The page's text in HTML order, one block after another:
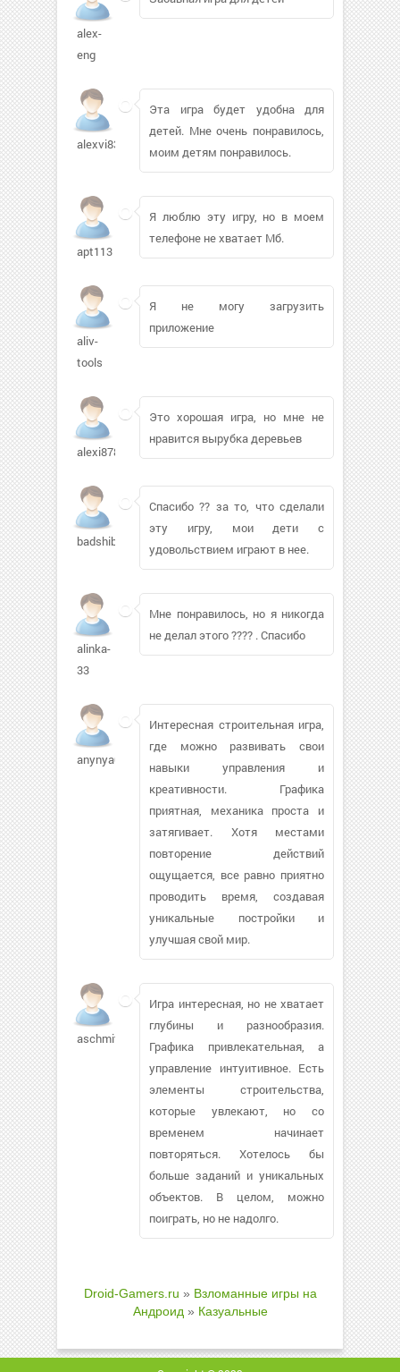
alex-
eng
alexvi830
Эта игра будет удобна для
детей. Мне очень понравилось,
моим детям понравилось.
apt113
Я люблю эту игру, но в моем
телефоне не хватает Мб.
aliv-
tools
Я не могу загрузить
приложение
alexi8787
Это хорошая игра, но мне не
нравится вырубка деревьев
badshiba
Спасибо ?? за то, что сделали
эту игру, мои дети с
удовольствием играют в нее.
alinka-
33
Мне понравилось, но я никогда
не делал этого ???? . Спасибо
anynya09649
Интересная строительная игра,
где можно развивать свои
навыки управления и
креативности. Графика
приятная, механика проста и
затягивает. Хотя местами
повторение действий
ощущается, все равно приятно
проводить время, создавая
уникальные постройки и
улучшая свой мир.
aschmitz
Игра интересная, но не хватает
глубины и разнообразия.
Графика привлекательная, а
управление интуитивное. Есть
элементы строительства,
которые увлекают, но со
временем начинает
повторяться. Хотелось бы
больше заданий и уникальных
объектов. В целом, можно
поиграть, но не надолго.
Droid-Gamers.ru » Взломанные игры на
Андроид » Казуальные